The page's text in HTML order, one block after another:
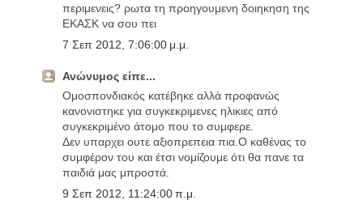
περιμενεις? ρωτα τη προηγουμενη δοιηκηση της
ΕΚΑΣΚ να σου πει
7 Σεπ 2012, 7:06:00 μ.μ.
Ανώνυμος είπε...
Ομοσπονδιακός κατέβηκε αλλά προφανώς
κανονιστηκε για συγκεκριμενες ηλικιες από
συγκεκριμένο άτομο που το συμφερε.
Δεν υπαρχει ουτε αξιοπρεπεια πια.Ο καθένας το
συμφέρον του και έτσι νομίζουμε ότι θα πανε τα
παιδιά μας μπροστά.
9 Σεπ 2012, 11:24:00 π.μ.